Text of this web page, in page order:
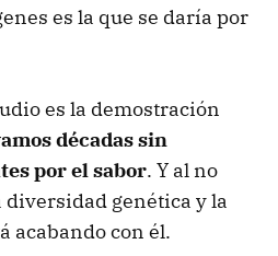
es la que se daría por
es la demostración
décadas sin
por el sabor. Y al no
genética y la
acabando con él.